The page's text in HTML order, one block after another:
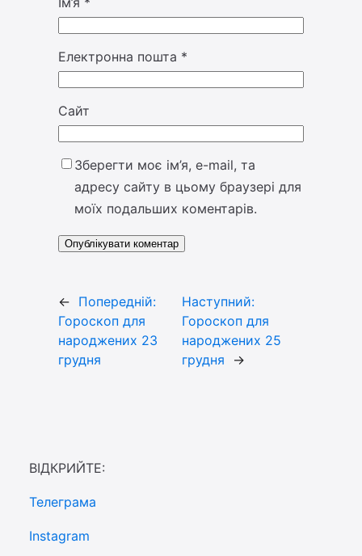
Електронна пошта *
Сайт
Зберегти моє ім’я, e-mail, та
адресу сайту в цьому браузері для
моїх подальших коментарів.
← Попередній:
Гороскоп для
народжених 23
грудня
Наступний:
Гороскоп для
народжених 25
грудня
→
ВІДКРИЙТЕ:
Телеграма
Instagram